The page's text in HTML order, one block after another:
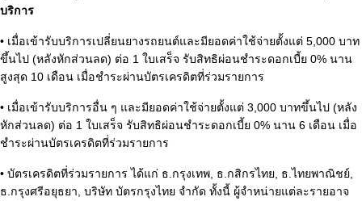
บริการ
• เมื่อเข้ารับบริการเปลี่ยนยางรถยนต์และมียอดค่าใช้จ่ายตั้งแต่ 5,000 บาท
ขึ้นไป (หลังหักส่วนลด) ต่อ 1 ใบเสร็จ รับสิทธิผ่อนชำระดอกเบี้ย 0% นาน
สูงสุด 10 เดือน เมื่อชำระผ่านบัตรเครดิตที่ร่วมรายการ
• เมื่อเข้ารับบริการอื่น ๆ และมียอดค่าใช้จ่ายตั้งแต่ 3,000 บาทขึ้นไป (หลัง
หักส่วนลด) ต่อ 1 ใบเสร็จ รับสิทธิผ่อนชำระดอกเบี้ย 0% นาน 6 เดือน เมื่อ
ชำระผ่านบัตรเครดิตที่ร่วมรายการ
• บัตรเครดิตที่ร่วมรายการ ได้แก่ ธ.กรุงเทพ, ธ.กสิกรไทย, ธ.ไทยพาณิชย์,
ธ.กรุงศรีอยุธยา, บริษัท บัตรกรุงไทย จำกัด ทั้งนี้ ผู้จำหน่ายแต่ละรายอาจ